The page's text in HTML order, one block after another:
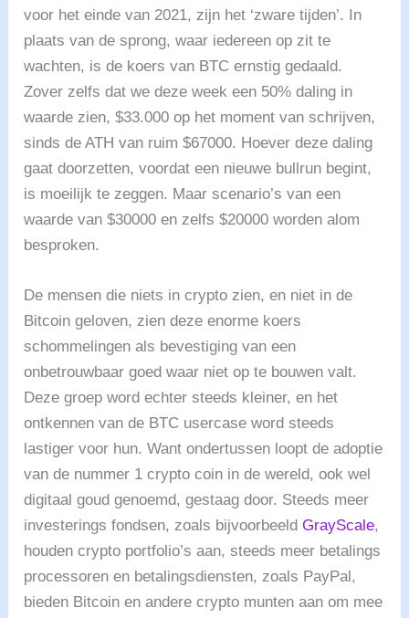
voor het einde van 2021, zijn het ‘zware tijden’. In
plaats van de sprong, waar iedereen op zit te
wachten, is de koers van BTC ernstig gedaald.
Zover zelfs dat we deze week een 50% daling in
waarde zien, $33.000 op het moment van schrijven,
sinds de ATH van ruim $67000. Hoever deze daling
gaat doorzetten, voordat een nieuwe bullrun begint,
is moeilijk te zeggen. Maar scenario’s van een
waarde van $30000 en zelfs $20000 worden alom
besproken.
De mensen die niets in crypto zien, en niet in de
Bitcoin geloven, zien deze enorme koers
schommelingen als bevestiging van een
onbetrouwbaar goed waar niet op te bouwen valt.
Deze groep word echter steeds kleiner, en het
ontkennen van de BTC usercase word steeds
lastiger voor hun. Want ondertussen loopt de adoptie
van de nummer 1 crypto coin in de wereld, ook wel
digitaal goud genoemd, gestaag door. Steeds meer
investerings fondsen, zoals bijvoorbeeldGrayScale,
houden crypto portfolio’s aan, steeds meer betalings
processoren en betalingsdiensten, zoals PayPal,
bieden Bitcoin en andere crypto munten aan om mee